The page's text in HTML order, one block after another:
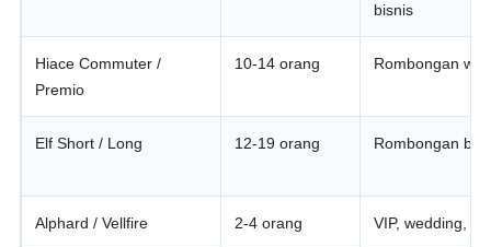
bisnis
Hiace Commuter /
Premio
10-14 orang Rombongan
Elf Short / Long 12-19 orang Rombongan
Alphard / Vellfire 2-4 orang VIP, wedding,